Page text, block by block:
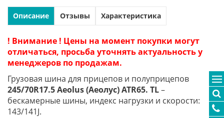
Описание Отзывы Характеристика
! Внимание ! Цены на момент покупки могут
отличаться, просьба уточнять актуальность у
менеджеров по продажам.
Грузовая шина для прицепов и полуприцепов
245/70R17.5 Aeolus (Аеолус) ATR65. TL–
бескамерные шины, индекс нагрузки и скорости:
143/141J.